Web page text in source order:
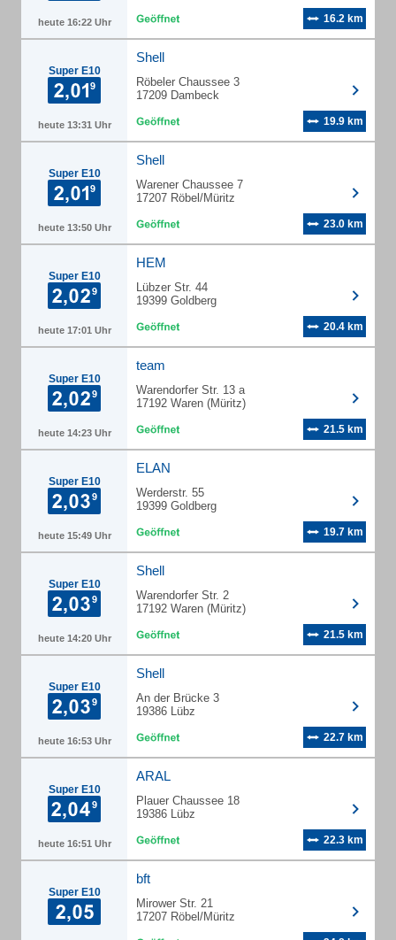
heute 16:22 Uhr 16.2 km
Super E10
heute 13:31 Uhr
Shell
Röbeler Chaussee 3
17209 Dambeck
19.9 km
Super E10
heute 13:50 Uhr
Shell
Warener Chaussee 7
17207 Röbel/Müritz
23.0 km
Super E10
heute 17:01 Uhr
HEM
Lübzer Str. 44
19399 Goldberg
20.4 km
Super E10
heute 14:23 Uhr
team
Warendorfer Str. 13 a
17192 Waren (Müritz)
21.5 km
Super E10
heute 15:49 Uhr
ELAN
Werderstr. 55
19399 Goldberg
19.7 km
Super E10
heute 14:20 Uhr
Shell
Warendorfer Str. 2
17192 Waren (Müritz)
21.5 km
Super E10
heute 16:53 Uhr
Shell
An der Brücke 3
19386 Lübz
22.7 km
Super E10
heute 16:51 Uhr
ARAL
Plauer Chaussee 18
19386 Lübz
22.3 km
Super E10
bft
Mirower Str. 21
17207 Röbel/Müritz